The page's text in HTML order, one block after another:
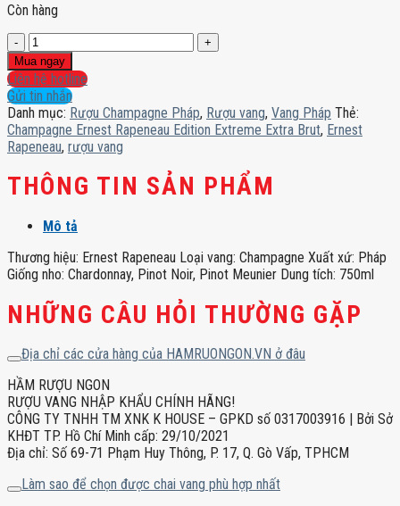
Còn hàng
Champagne
Ernest
Rapeneau
Edition
Extreme
Extra
Brut
số
lượng
Mua ngay
Liên hệ hotline
Gửi tin nhắn
Danh mục: Rượu Champagne Pháp, Rượu vang, Vang Pháp Thẻ:
Champagne Ernest Rapeneau Edition Extreme Extra Brut, Ernest
Rapeneau, rượu vang
THÔNG TIN SẢN PHẨM
Mô tả
Thương hiệu: Ernest Rapeneau Loại vang: Champagne Xuất xứ: Pháp
Giống nho: Chardonnay, Pinot Noir, Pinot Meunier Dung tích: 750ml
NHỮNG CÂU HỎI THƯỜNG GẶP
Địa chỉ các cửa hàng của HAMRUONGON.VN ở đâu
HẦM RƯỢU NGON
RƯỢU VANG NHẬP KHẨU CHÍNH HÃNG!
CÔNG TY TNHH TM XNK K HOUSE – GPKD số 0317003916 | Bởi Sở
KHĐT TP. Hồ Chí Minh cấp: 29/10/2021
Địa chỉ: Số 69-71 Phạm Huy Thông, P. 17, Q. Gò Vấp, TPHCM
Làm sao để chọn được chai vang phù hợp nhất